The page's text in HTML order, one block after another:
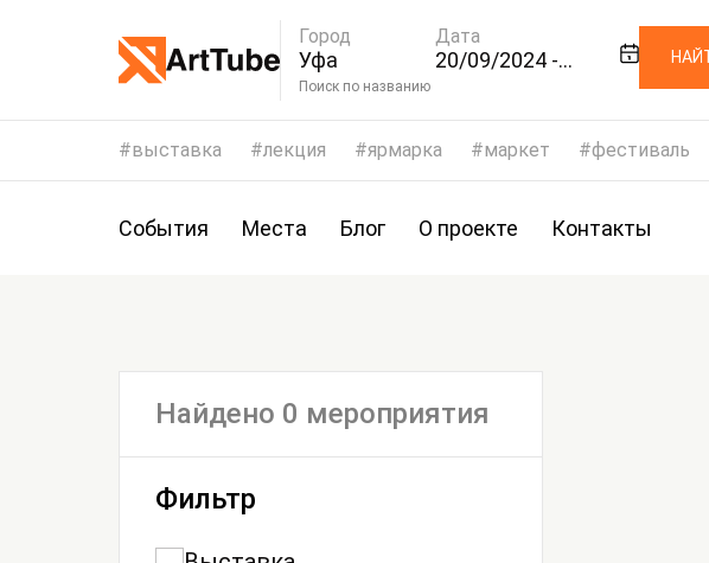
Город
Уфа
Дата
20/09/2024 -
Поиск по названию
выставка лекция ярмарка маркет фестиваль
События Места Блог О проекте Контакты
Найдено 0 мероприятия
Фильтр